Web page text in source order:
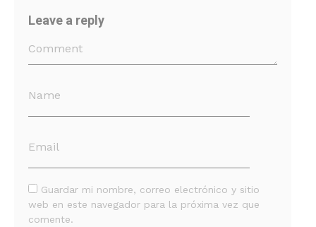
Leave a reply
Guardar mi nombre, correo electrónico y sitio
web en este navegador para la próxima vez que
comente.